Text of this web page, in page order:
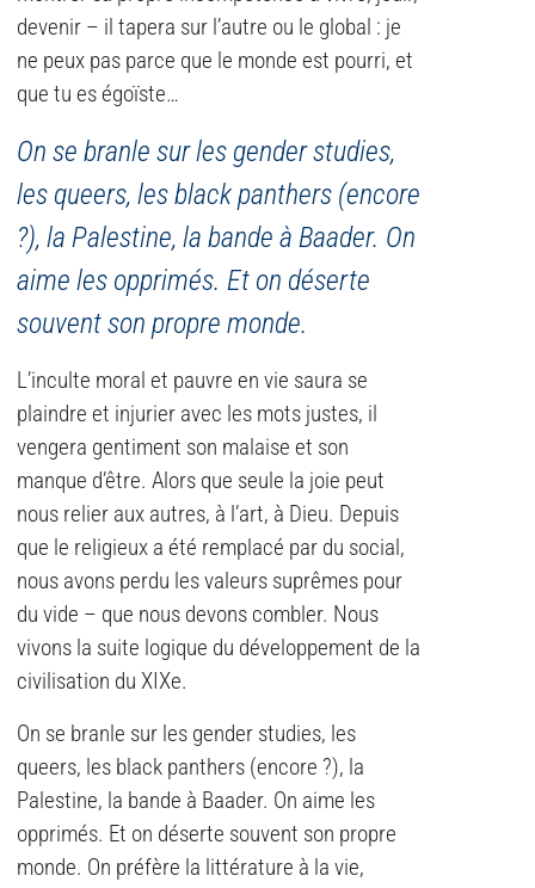
devenir – il tapera sur l’autre ou le global : je
ne peux pas parce que le monde est pourri, et
que tu es égoïste…
On se branle sur les gender studies,
les queers, les black panthers (encore
?), la Palestine, la bande à Baader. On
aime les opprimés. Et on déserte
souvent son propre monde.
L’inculte moral et pauvre en vie saura se
plaindre et injurier avec les mots justes, il
vengera gentiment son malaise et son
manque d’être. Alors que seule la joie peut
nous relier aux autres, à l’art, à Dieu. Depuis
que le religieux a été remplacé par du social,
nous avons perdu les valeurs suprêmes pour
du vide – que nous devons combler. Nous
vivons la suite logique du développement de la
civilisation du XIXe.
On se branle sur les gender studies, les
queers, les black panthers (encore ?), la
Palestine, la bande à Baader. On aime les
opprimés. Et on déserte souvent son propre
monde. On préfère la littérature à la vie,